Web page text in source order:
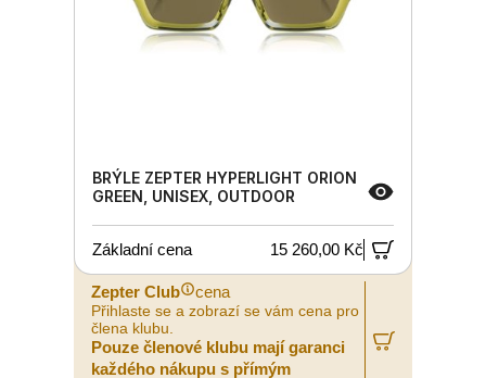
BRÝLE ZEPTER HYPERLIGHT ORION
GREEN, UNISEX, OUTDOOR
Základní cena 15 260,00 Kč
Zepter Club cena
Přihlaste se a zobrazí se vám cena pro
člena klubu.
Pouze členové klubu mají garanci
každého nákupu s přímým